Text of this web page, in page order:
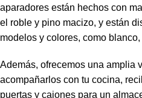
aparadores están hechos con
el roble y pino macizo, y están
modelos y colores, como
Además, ofrecemos una amplia
acompañarlos con tu cocina,
puertas y cajones para un